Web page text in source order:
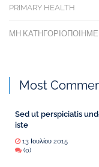
PRIMARY HEALTH
ΜΗ
Most
Sed ut perspiciatis
iste
13 Ιουλίου 2015
(0)